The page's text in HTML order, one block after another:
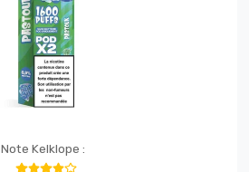
Note Kelklope :